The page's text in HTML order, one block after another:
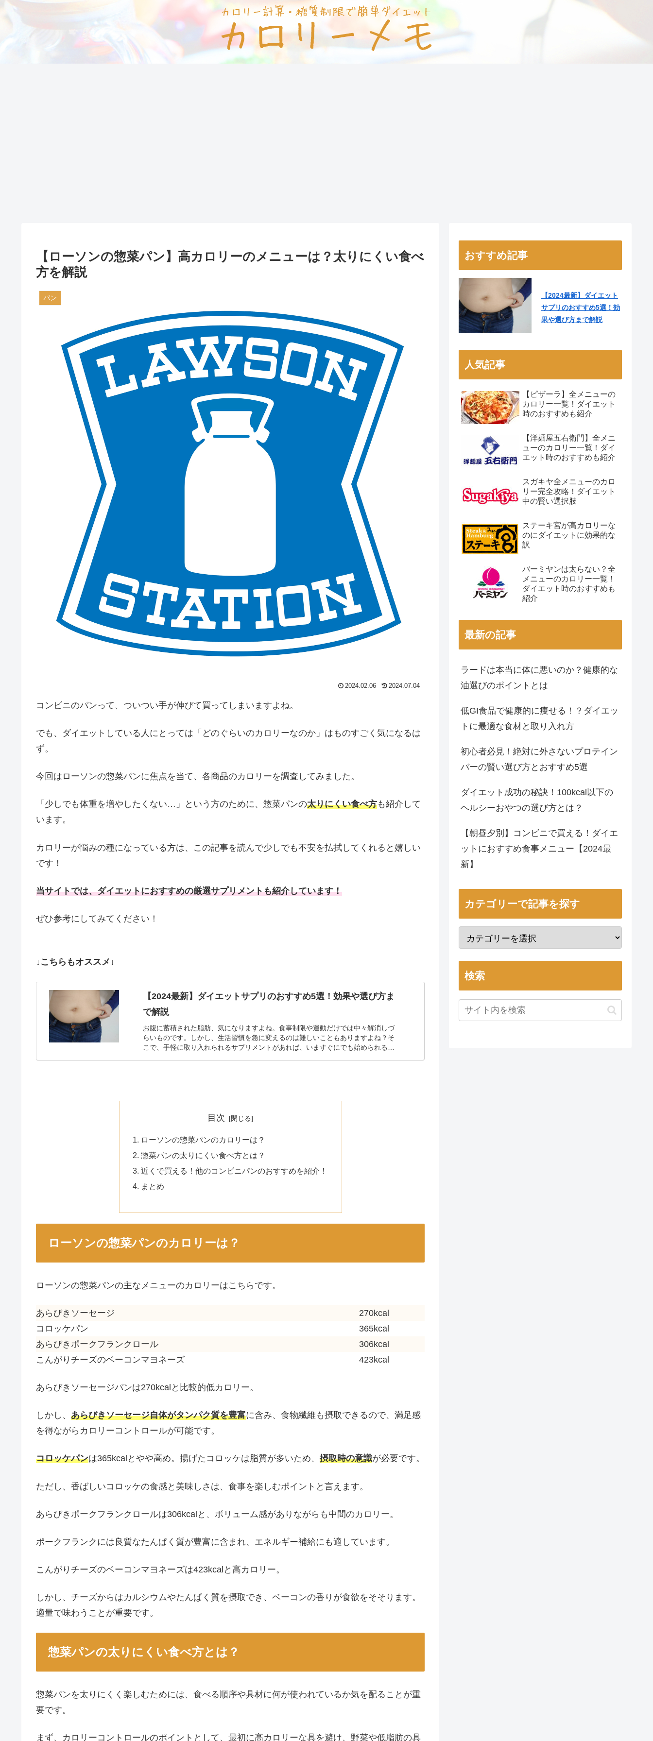
【ローソンの惣菜パン】高カロリーのメニューは？太りにくい食べ
方を解説
パン
2024.02.06 2024.07.04
コンビニのパンって、ついつい手が伸びて買ってしまいますよね。
でも、ダイエットしている人にとっては「どのぐらいのカロリーなのか」はものすごく気になるは
ず。
今回はローソンの惣菜パンに焦点を当て、各商品のカロリーを調査してみました。
「少しでも体重を増やしたくない…」という方のために、惣菜パンの太りにくい食べ方も紹介して
います。
カロリーが悩みの種になっている方は、この記事を読んで少しでも不安を払拭してくれると嬉しい
です！
当サイトでは、ダイエットにおすすめの厳選サプリメントも紹介しています！
ぜひ参考にしてみてください！
↓こちらもオススメ↓
【2024最新】ダイエットサプリのおすすめ5選！効果や選び方ま
で解説
お腹に蓄積された脂肪、気になりますよね。食事制限や運動だけでは中々解消しづ
らいものです。しかし、生活習慣を急に変えるのは難しいこともありますよね？そ
こで、手軽に取り入れられるサプリメントがあれば、いますぐにでも始められると
目次
ローソンの惣菜パンのカロリーは？
惣菜パンの太りにくい食べ方とは？
近くで買える！他のコンビニパンのおすすめを紹介！
まとめ
ローソンの惣菜パンのカロリーは？
ローソンの惣菜パンの主なメニューのカロリーはこちらです。
あらびきソーセージ
270kcal
コロッケパン
365kcal
あらびきポークフランクロール
306kcal
こんがりチーズのベーコンマヨネーズ
423kcal
あらびきソーセージパンは270kcalと比較的低カロリー。
しかし、 あらびきソーセージ自体がタンパク質を豊富に含み、食物繊維も摂取できるので、満足感
を得ながらカロリーコントロールが可能です。
コロッケパンは365kcalとやや高め。揚げたコロッケは脂質が多いため、 摂取時の意識が必要です。
ただし、香ばしいコロッケの食感と美味しさは、食事を楽しむポイントと言えます。
あらびきポークフランクロールは306kcalと、ボリューム感がありながらも中間のカロリー。
ポークフランクには良質なたんぱく質が豊富に含まれ、エネルギー補給にも適しています。
こんがりチーズのベーコンマヨネーズは423kcalと高カロリー。
しかし、チーズからはカルシウムやたんぱく質を摂取でき、ベーコンの香りが食欲をそそります。
適量で味わうことが重要です。
惣菜パンの太りにくい食べ方とは？
惣菜パンを太りにくく楽しむためには、食べる順序や具材に何が使われているか気を配ることが重
要です。
まず、カロリーコントロールのポイントとして、最初に高カロリーな具を避け、野菜や低脂肪の具
おすすめ記事
【2024最新】ダイエット
サプリのおすすめ5選！効
果や選び方まで解説
人気記事
【ピザーラ】全メニューの
カロリー一覧！ダイエット
時のおすすめも紹介
【洋麺屋五右衛門】全メニ
ューのカロリー一覧！ダイ
エット時のおすすめも紹介
スガキヤ全メニューのカロ
リー完全攻略！ダイエット
中の賢い選択肢
ステーキ宮が高カロリーな
のにダイエットに効果的な
訳
バーミヤンは太らない？全
メニューのカロリー一覧！
ダイエット時のおすすめも
紹介
最新の記事
ラードは本当に体に悪いのか？健康的な
油選びのポイントとは
低GI食品で健康的に痩せる！？ダイエッ
トに最適な食材と取り入れ方
初心者必見！絶対に外さないプロテイン
バーの賢い選び方とおすすめ5選
ダイエット成功の秘訣！100kcal以下の
ヘルシーおやつの選び方とは？
【朝昼夕別】コンビニで買える！ダイエ
ットにおすすめ食事メニュー【2024最
新】
カテゴリーで記事を探す
検索